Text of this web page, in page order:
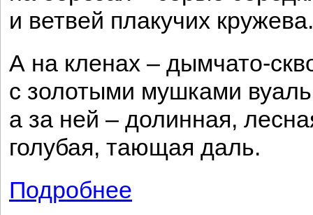
и ветвей плакучих кружева.
А на кленах – дымчато-
с золотыми мушками
а за ней – долинная,
голубая, тающая даль.
Подробнее